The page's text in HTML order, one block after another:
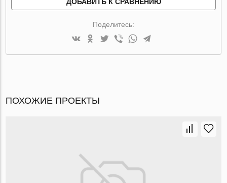
Поделитесь:
ПОХОЖИЕ ПРОЕКТЫ